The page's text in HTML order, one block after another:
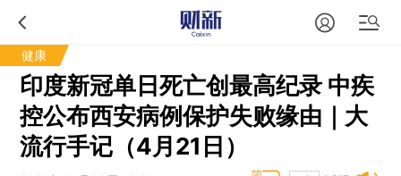
健康
印度新冠单日死亡创最高纪录 中疾
控公布西安病例保护失败缘由｜大
流行手记（4月21日）